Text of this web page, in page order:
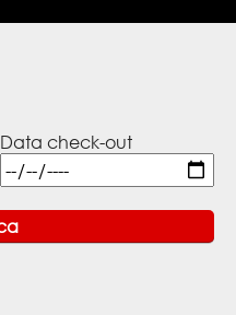
Data check-out